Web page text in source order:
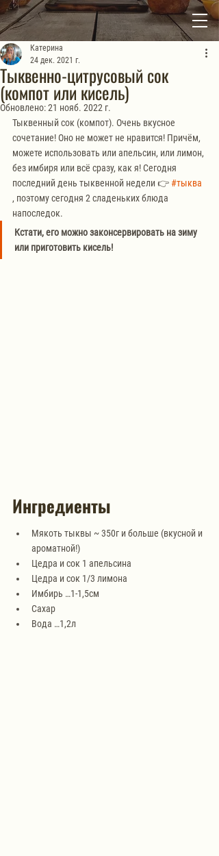
Тыквенно-цитрусовый сок
(компот или кисель)
Катерина
24 дек. 2021 г.
Обновлено:21 нояб. 2022 г.
Тыквенный сок (компот). Очень вкусное
сочетание! Оно не может не нравится! Причём,
можете использовать или апельсин, или лимон,
без имбиря или всё сразу, как я! Сегодня
последний день тыквенной недели 👉 #тыква
, поэтому сегодня 2 сладеньких блюда
напоследок.
Кстати, его можно законсервировать на зиму
или приготовить кисель!
Ингредиенты
Мякоть тыквы ~ 350г и больше (вкусной и
ароматной!)
Цедра и сок 1 апельсина
Цедра и сок 1/3 лимона
Имбирь …1-1,5см
Сахар
Вода …1,2л